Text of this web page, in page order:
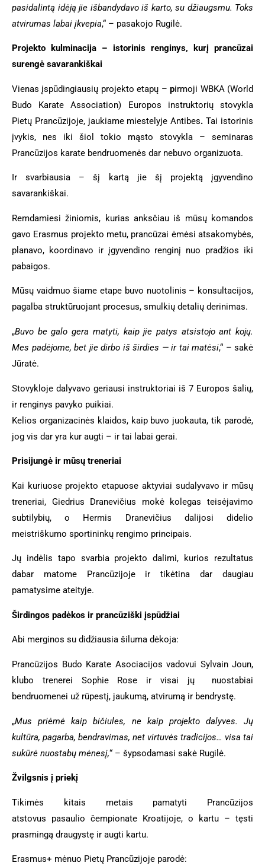
pasidalintą idėją jie išbandydavo iš karto, su džiaugsmu. Toks
atvirumas labai įkvepia,“ – pasakojo Rugilė.
Projekto kulminacija – istorinis renginys, kurį prancūzai
surengė savarankiškai
Vienas įspūdingiausių projekto etapų –pirmoji WBKA (World
Budo Karate Association) Europos instruktorių stovykla
Pietų Prancūzijoje, jaukiame miestelyje Antibes. Tai istorinis
įvykis, nes iki šiol tokio mąsto stovykla – seminaras
Prancūzijos karate bendruomenės dar nebuvo organizuota.
Ir svarbiausia – šį kartą jie šį projektą įgyvendino
savarankiškai.
Remdamiesi žiniomis, kurias anksčiau iš mūsų komandos
gavo Erasmus projekto metu, prancūzai ėmėsi atsakomybės,
planavo, koordinavo ir įgyvendino renginį nuo pradžios iki
pabaigos.
Mūsų vaidmuo šiame etape buvo nuotolinis – konsultacijos,
pagalba struktūruojant procesus, smulkių detalių derinimas.
„Buvo be galo gera matyti, kaip jie patys atsistojo ant kojų.
Mes padėjome, bet jie dirbo iš širdies — ir tai matėsi,“ – sakė
Jūratė.
Stovykloje dalyvavo geriausi instruktoriai iš 7 Europos šalių,
ir renginys pavyko puikiai.
Kelios organizacinės klaidos, kaip buvo juokauta, tik parodė,
jog vis dar yra kur augti – ir tai labai gerai.
Prisijungė ir mūsų treneriai
Kai kuriuose projekto etapuose aktyviai sudalyvavo ir mūsų
treneriai, Giedrius Dranevičius mokė kolegas teisėjavimo
subtilybių, o Hermis Dranevičius dalijosi didelio
meistriškumo sportininkų rengimo principais.
Jų indėlis tapo svarbia projekto dalimi, kurios rezultatus
dabar matome Prancūzijoje ir tikėtina dar daugiau
pamatysime ateityje.
Širdingos padėkos ir prancūziški įspūdžiai
Abi merginos su didžiausia šiluma dėkoja:
Prancūzijos Budo Karate Asociacijos vadovui Sylvain Joun,
klubo trenerei Sophie Rose ir visai jų nuostabiai
bendruomenei už rūpestį, jaukumą, atvirumą ir bendrystę.
„Mus priėmė kaip bičiules, ne kaip projekto dalyves. Jų
kultūra, pagarba, bendravimas, net virtuvės tradicijos… visa tai
sukūrė nuostabų mėnesį,“ – šypsodamasi sakė Rugilė.
Žvilgsnis į priekį
Tikimės kitais metais pamatyti Prancūzijos
atstovus pasaulio čempionate Kroatijoje, o kartu – tęsti
prasmingą draugystę ir augti kartu.
Erasmus+ mėnuo Pietų Prancūzijoje parodė: